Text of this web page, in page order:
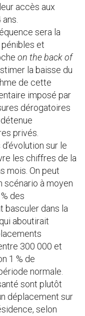
accès aux
sera la
et
on the back of
la baisse du
de cette
imposé par
dérogatoires
privés.
sur le
les chiffres de la
mois. On peut
scénario à moyen
des
basculer dans la
aboutirait
300 000 et
1 % de
normale.
sont plutôt
déplacement sur
selon